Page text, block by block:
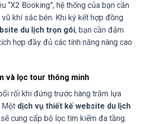
“X2 Booking”, hệ thống của bạn cần
khí sắc bén. Khi ký kết hợp đồng
du lịch trọn gói, bạn cần đảm
hợp đầy đủ các tính năng nâng cao
và lọc tour thông minh
rối khi đứng trước hàng trăm lựa
Một dịch vụ thiết kế website du lịch
cung cấp bộ lọc tìm kiếm đa tầng.